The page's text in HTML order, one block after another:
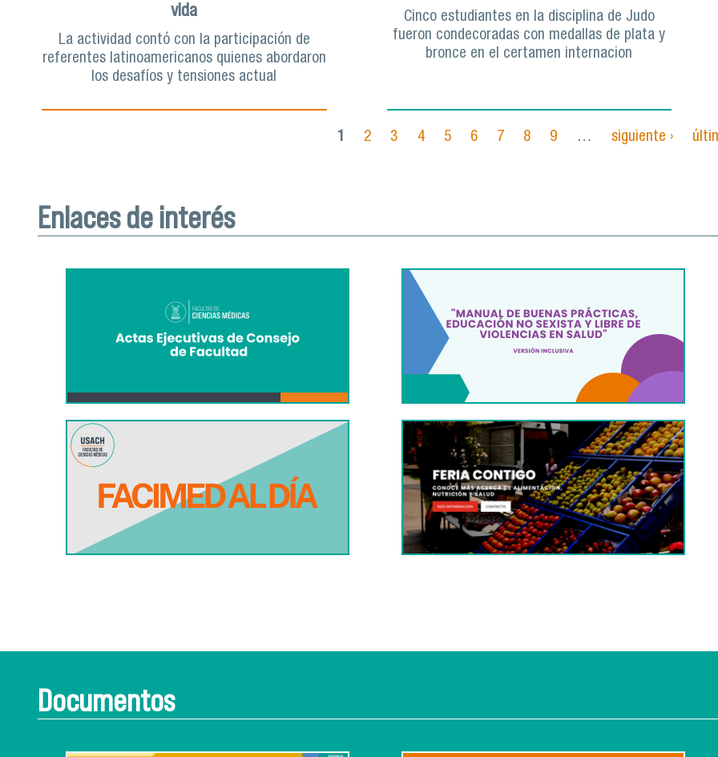
vida
La actividad contó con la participación de
referentes latinoamericanos quienes abordaron
los desafíos y tensiones actual
Cinco estudiantes en la disciplina de Judo
fueron condecoradas con medallas de plata y
bronce en el certamen internacion
1 2 3 4 5 6 7 8 9 … siguiente ›
Enlaces de interés
Documentos